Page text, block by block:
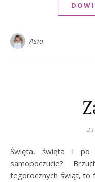
Asia
Święta, święta i po świętach 😉 Jak tam Wasze
samopoczucie?
tegorocznych świąt, to